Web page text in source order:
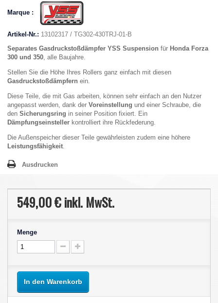
Marque :
Artikel-Nr.: 13102317 / TG302-430TRJ-01-B
Separates Gasdruckstoßdämpfer YSS Suspension für Honda Forza
300 und 350, alle Baujahre.
Stellen Sie die Höhe Ihres Rollers ganz einfach mit diesen
Gasdruckstoßdämpfern ein.
Diese Teile, die mit Gas arbeiten, können sehr einfach an den Nutzer
angepasst werden, dank der Voreinstellung und einer Schraube, die
den Sicherungsring in seiner Position fixiert. Ein
Dämpfungseinsteller kontrolliert ihre Rückfederung.
Die Außenspeicher dieser Teile gewährleisten zudem eine höhere
Leistungsfähigkeit.
Ausdrucken
549,00 €inkl. MwSt.
Menge
In den Warenkorb